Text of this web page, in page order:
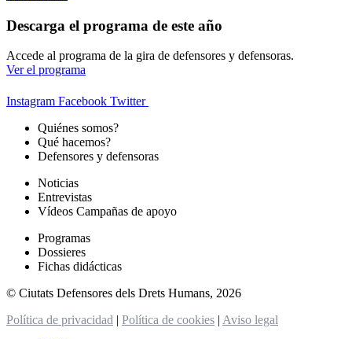
Descarga el programa de este año
Accede al programa de la gira de defensores y defensoras.
Ver el programa
Instagram Facebook Twitter
Quiénes somos?
Qué hacemos?
Defensores y defensoras
Noticias
Entrevistas
Vídeos Campañas de apoyo
Programas
Dossieres
Fichas didácticas
© Ciutats Defensores dels Drets Humans, 2026
Política de privacidad | Política de cookies | Aviso legal